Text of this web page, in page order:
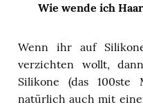
Wie wende ich
Wenn ihr auf
verzichten wollt,
Silikone (das
natürlich auch mit